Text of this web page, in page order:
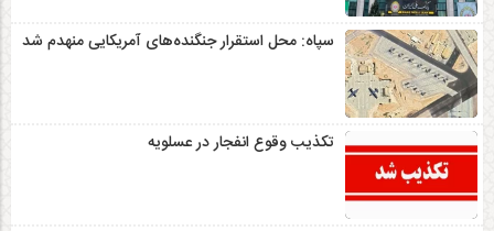
سپاه: محل استقرار جنگنده‌های آمریکایی منهدم شد
تکذیب وقوع انفجار در عسلویه